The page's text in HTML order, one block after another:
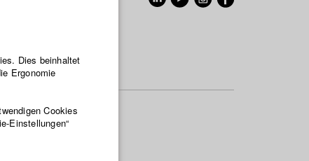
Dies beinhaltet
Ergonomie
Cookies
Einstellungen“